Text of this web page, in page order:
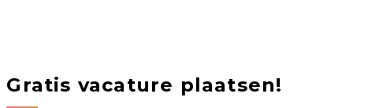
Gratis vacature plaatsen!